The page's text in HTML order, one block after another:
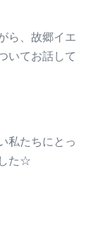
ら、故郷イエ
いてお話して
私たちにとっ
た☆